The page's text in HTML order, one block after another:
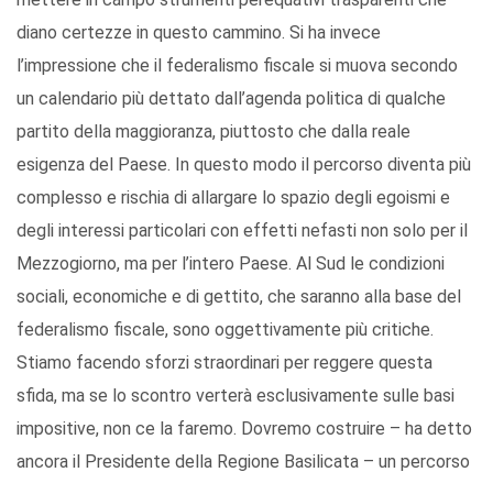
diano certezze in questo cammino. Si ha invece
l’impressione che il federalismo fiscale si muova secondo
un calendario più dettato dall’agenda politica di qualche
partito della maggioranza, piuttosto che dalla reale
esigenza del Paese. In questo modo il percorso diventa più
complesso e rischia di allargare lo spazio degli egoismi e
degli interessi particolari con effetti nefasti non solo per il
Mezzogiorno, ma per l’intero Paese. Al Sud le condizioni
sociali, economiche e di gettito, che saranno alla base del
federalismo fiscale, sono oggettivamente più critiche.
Stiamo facendo sforzi straordinari per reggere questa
sfida, ma se lo scontro verterà esclusivamente sulle basi
impositive, non ce la faremo. Dovremo costruire – ha detto
ancora il Presidente della Regione Basilicata – un percorso